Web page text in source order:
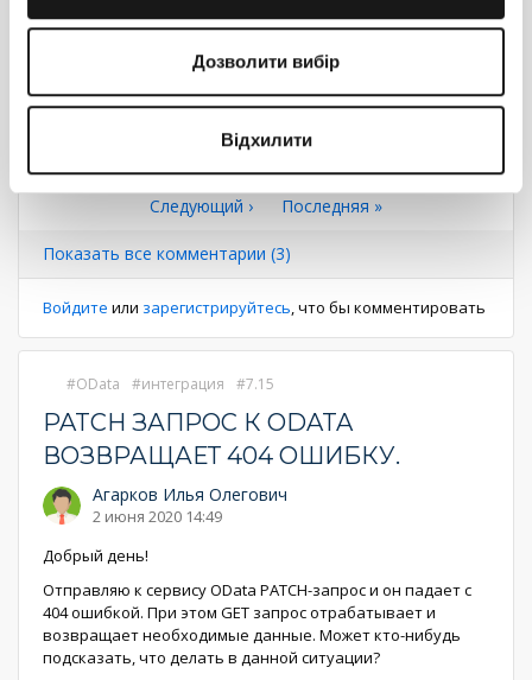
Дозволити вибір
Відхилити
Если в параметр БП реально попадает строка с массивом,
программно в блоке-скрипте.
Либо же настроить... Еще
Нумерация
страниц
Первая
страница
« Первая ←
‹ Предыдущий Страница
1
Текущая
2 Страница
3
Следующая
Следующий ›
Последняя
Последняя »
Показать все комментарии (3)
Войдите или зарегистрируйтесь, что бы комментировать
OData интеграция 7.15
PATCH ЗАПРОС К ODATA
ВОЗВРАЩАЕТ 404 ОШИБКУ.
Агарков Илья Олегович
2 июня 2020 14:49
Добрый день!
Отправляю к сервису OData PATCH-запрос и он падает с
404 ошибкой. При этом GET запрос отрабатывает и
возвращает необходимые данные. Может кто-нибудь
подсказать, что делать в данной ситуации?